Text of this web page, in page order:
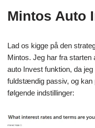
Mintos Auto
Lad os kigge på den
Mintos. Jeg har fra starten
auto Invest funktion, da
fuldstændig passiv, og kan
følgende indstillinger: